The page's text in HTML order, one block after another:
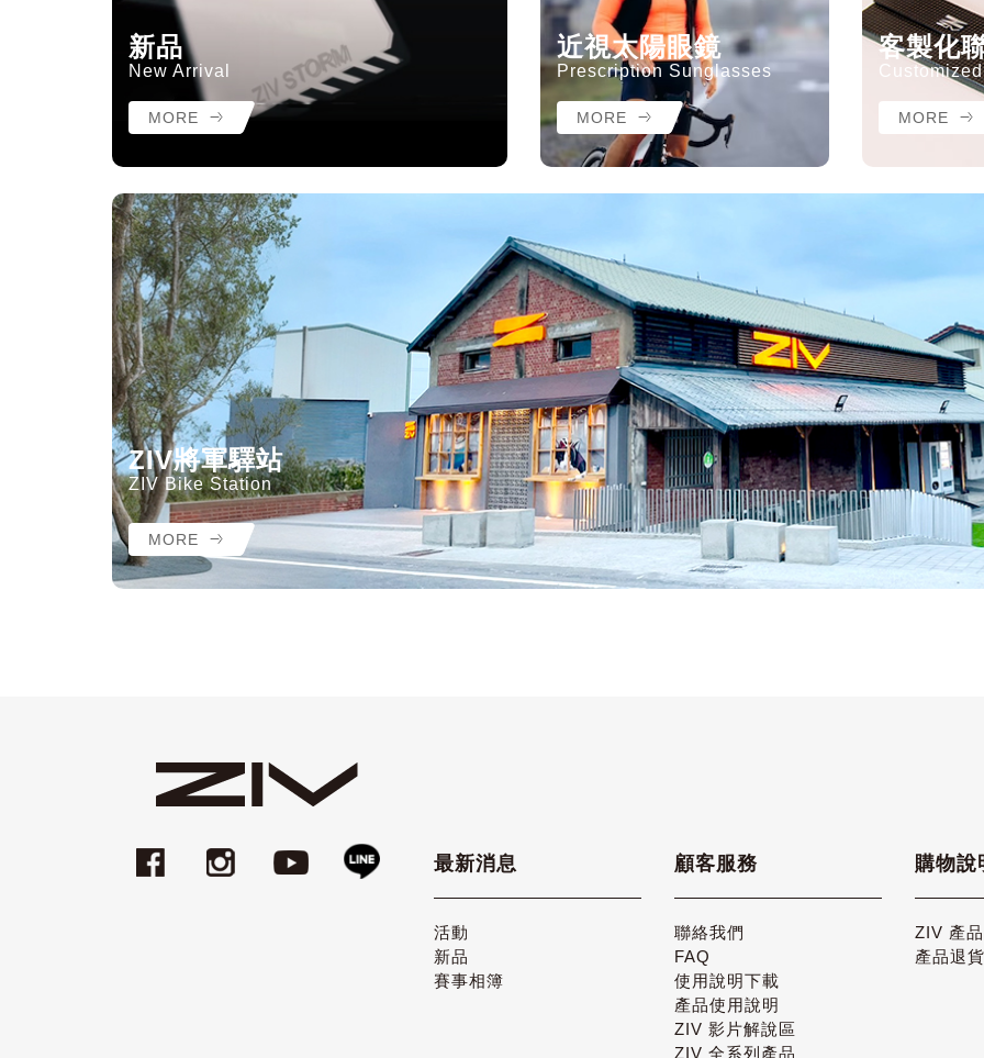
新品
New Arrival
MORE
近視太陽眼鏡
Prescription Sunglasses
MORE
客製化
Customized
MORE
ZIV將軍驛站
ZIV Bike Station
MORE
最新消息
活動
新品
賽事相簿
顧客服務
聯絡我們
FAQ
使用說明下載
產品使用說明
ZIV 影片解說區
ZIV 全系列產品
購物說
ZIV 產
產品退